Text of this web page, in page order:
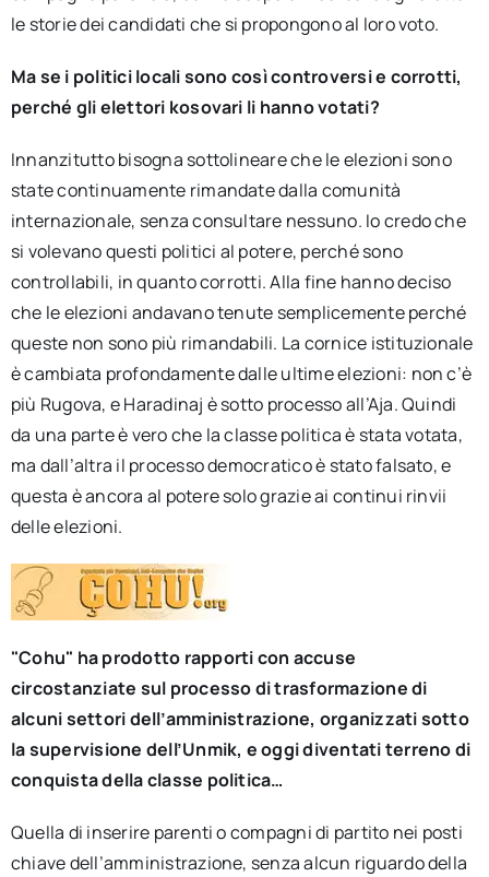
le storie dei candidati che si propongono al loro voto.
Ma se i politici locali sono così controversi e corrotti,
perché gli elettori kosovari li hanno votati?
Innanzitutto bisogna sottolineare che le elezioni sono
state continuamente rimandate dalla comunità
internazionale, senza consultare nessuno. Io credo che
si volevano questi politici al potere, perché sono
controllabili, in quanto corrotti. Alla fine hanno deciso
che le elezioni andavano tenute semplicemente perché
queste non sono più rimandabili. La cornice istituzionale
è cambiata profondamente dalle ultime elezioni: non c’è
più Rugova, e Haradinaj è sotto processo all’Aja. Quindi
da una parte è vero che la classe politica è stata votata,
ma dall’altra il processo democratico è stato falsato, e
questa è ancora al potere solo grazie ai continui rinvii
delle elezioni.
"Cohu" ha prodotto rapporti con accuse
circostanziate sul processo di trasformazione di
alcuni settori dell’amministrazione, organizzati sotto
la supervisione dell’Unmik, e oggi diventati terreno di
conquista della classe politica…
Quella di inserire parenti o compagni di partito nei posti
chiave dell’amministrazione, senza alcun riguardo della